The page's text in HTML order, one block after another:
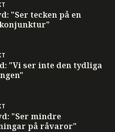
"Ser tecken på en
"Vi ser inte den tydliga
"Ser mindre
på råvaror"